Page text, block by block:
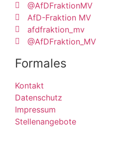
@AfDFraktionMV
AfD-Fraktion MV
afdfraktion_mv
@AfDFraktion_MV
Formales
Kontakt
Datenschutz
Impressum
Stellenangebote